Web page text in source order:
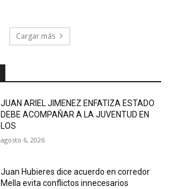
Cargar más
JUAN ARIEL JIMENEZ ENFATIZA ESTADO
DEBE ACOMPAÑAR A LA JUVENTUD EN
LOS
agosto 6, 2026
Juan Hubieres dice acuerdo en corredor
Mella evita conflictos innecesarios